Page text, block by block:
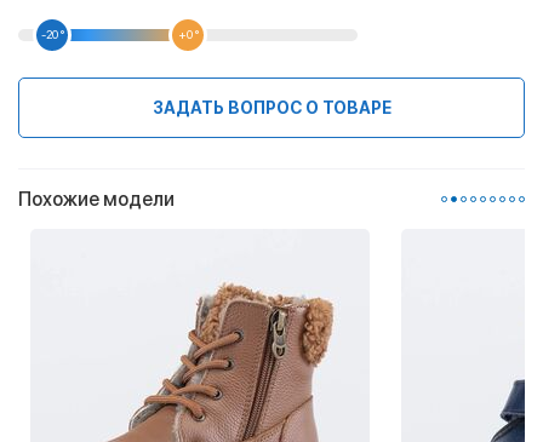
-20 ° +0 °
ЗАДАТЬ ВОПРОС О ТОВАРЕ
Похожие модели